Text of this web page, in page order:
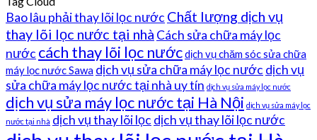
Bao lâu phải thay lõi lọc nước Chất lượng dịch vụ
thay lõi lọc nước tại nhà Cách sửa chữa máy lọc
nước cách thay lõi lọc nướcdịch vụ chăm sóc sửa chữa
máy lọc nước Sawa dịch vụ sửa chữa máy lọc nước dịch vụ
sửa chữa máy lọc nước tại nhà uy tín dịch vụ sửa máy lọc nước
dịch vụ sửa máy lọc nước tại Hà Nội dịch vụ sửa máy lọc
nước tại nhà dịch vụ thay lõi lọc dịch vụ thay lõi lọc nước